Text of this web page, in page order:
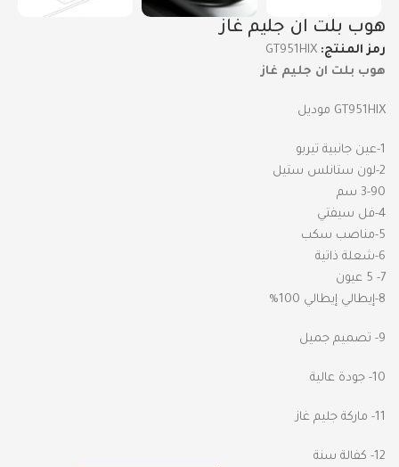
هوب بلت ان جليم غاز
رمز المنتج: GT951HIX
هوب بلت ان جليم غاز
GT951HIX موديل
1-عين جانبية تيربو
2-لون ستانلس ستيل
3-90 سم
4-فل سيفتي
5-مناصب سكب
6-شعلة ذاتية
7- 5 عيون
8-إيطالي إيطالي 100%
9- تصميم جميل
10- جودة عالية
11- ماركة جليم غاز
12- كفالة سنة